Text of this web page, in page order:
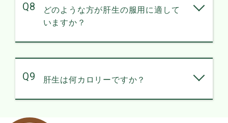
Q8
どのような方が肝生の服用に適して
いますか？
Q9 肝生は何カロリーですか？